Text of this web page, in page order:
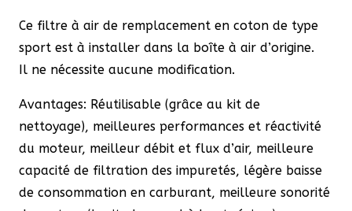
Volkswagen
1.2
/
1.4
TSI
&
Ce filtre à air de remplacement en coton de type
sport est à installer dans la boîte à air d’origine.
Il ne nécessite aucune modification.
Avantages: Réutilisable (grâce au kit de
nettoyage), meilleures performances et réactivité
du moteur, meilleur débit et flux d’air, meilleure
capacité de filtration des impuretés, légère baisse
de consommation en carburant, meilleure sonorité